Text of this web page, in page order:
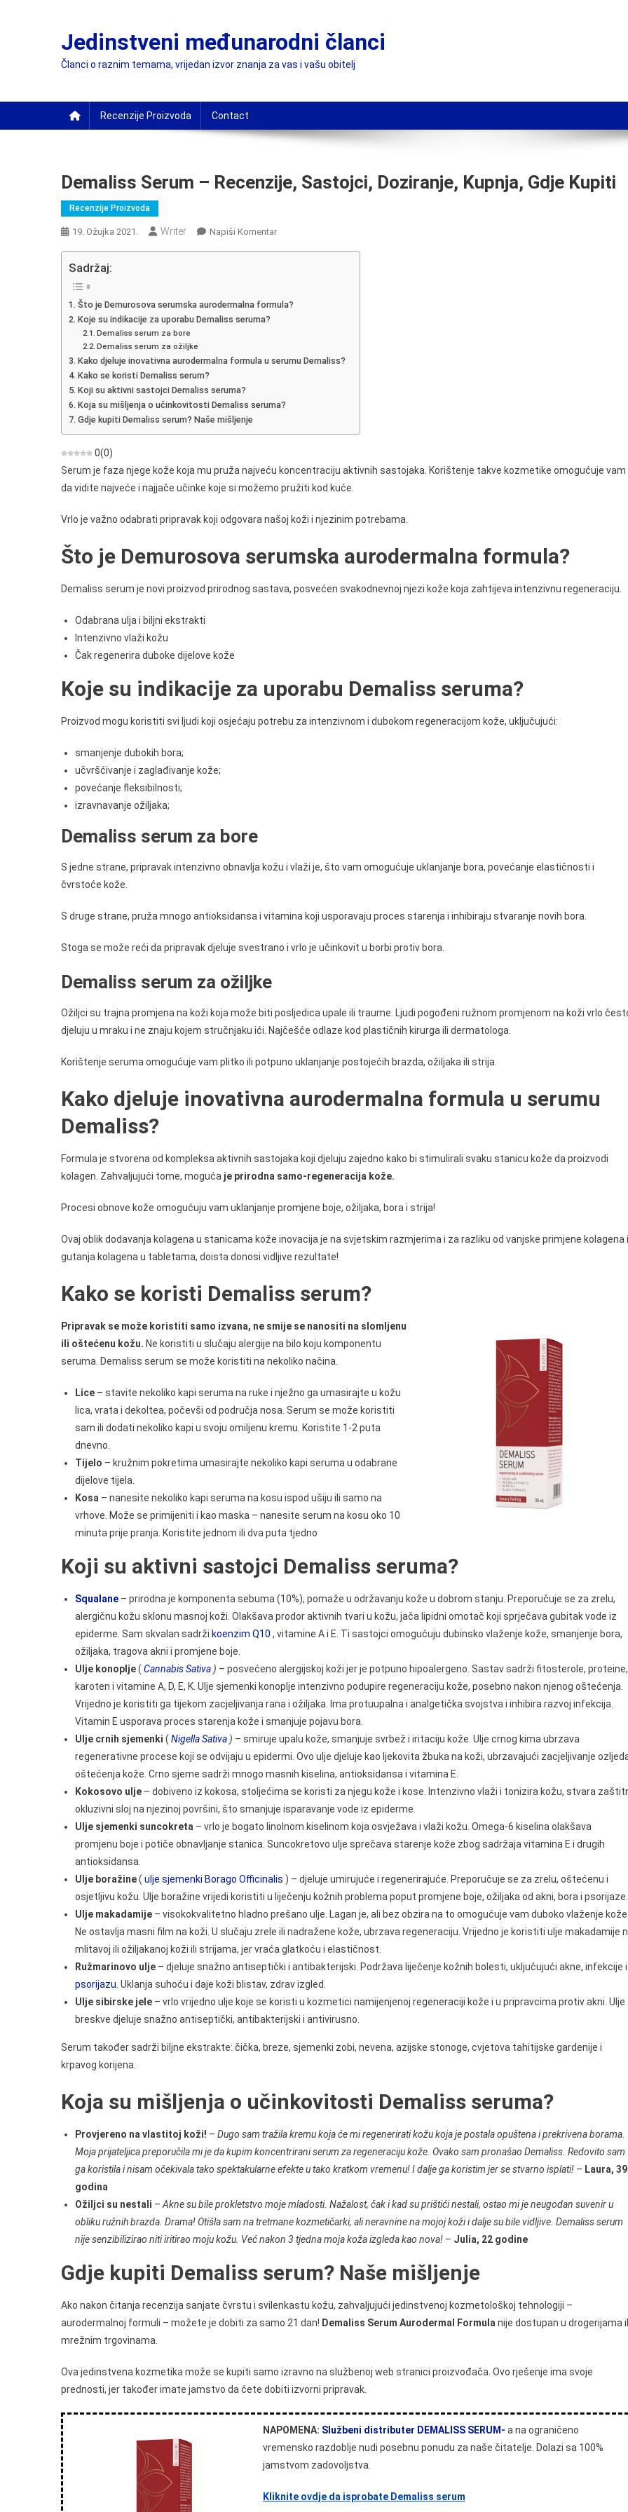
Jedinstveni međunarodni članci
Članci o raznim temama, vrijedan izvor znanja za vas i vašu obitelj
Recenzije Proizvoda Contact
Demaliss Serum – Recenzije, Sastojci, Doziranje, Kupnja, Gdje Kupiti
Recenzije Proizvoda
19. Ožujka 2021. Writer Napiši KomentarOn
Gdje
Sadržaj:
Što je Demurosova serumska aurodermalna formula?
Koje su indikacije za uporabu Demaliss seruma?
Demaliss serum za bore
Demaliss serum za ožiljke
Kako djeluje inovativna aurodermalna formula u serumu Demaliss?
Kako se koristi Demaliss serum?
Koji su aktivni sastojci Demaliss seruma?
Koja su mišljenja o učinkovitosti Demaliss seruma?
Gdje kupiti Demaliss serum? Naše mišljenje
0(0)
Serum je faza njege kože koja mu pruža najveću koncentraciju aktivnih sastojaka. Korištenje takve kozmetike omogućuje vam
da vidite najveće i najjače učinke koje si možemo pružiti kod kuće.
Vrlo je važno odabrati pripravak koji odgovara našoj koži i njezinim potrebama.
Što je Demurosova serumska aurodermalna formula?
Demaliss serum je novi proizvod prirodnog sastava, posvećen svakodnevnoj njezi kože koja zahtijeva intenzivnu regeneraciju.
Odabrana ulja i biljni ekstrakti
Intenzivno vlaži kožu
Čak regenerira duboke dijelove kože
Koje su indikacije za uporabu Demaliss seruma?
Proizvod mogu koristiti svi ljudi koji osjećaju potrebu za intenzivnom i dubokom regeneracijom kože, uključujući:
smanjenje dubokih bora;
učvršćivanje i zaglađivanje kože;
povećanje fleksibilnosti;
izravnavanje ožiljaka;
Demaliss serum za bore
S jedne strane, pripravak intenzivno obnavlja kožu i vlaži je, što vam omogućuje uklanjanje bora, povećanje elastičnosti i
čvrstoće kože.
S druge strane, pruža mnogo antioksidansa i vitamina koji usporavaju proces starenja i inhibiraju stvaranje novih bora.
Stoga se može reći da pripravak djeluje svestrano i vrlo je učinkovit u borbi protiv bora.
Demaliss serum za ožiljke
Ožiljci su trajna promjena na koži koja može biti posljedica upale ili traume. Ljudi pogođeni ružnom promjenom na koži vrlo
djeluju u mraku i ne znaju kojem stručnjaku ići. Najčešće odlaze kod plastičnih kirurga ili dermatologa.
Korištenje seruma omogućuje vam plitko ili potpuno uklanjanje postojećih brazda, ožiljaka ili strija.
Kako djeluje inovativna aurodermalna formula u serumu
Demaliss?
Formula je stvorena od kompleksa aktivnih sastojaka koji djeluju zajedno kako bi stimulirali svaku stanicu kože da proizvodi
kolagen. Zahvaljujući tome, moguća je prirodna samo-regeneracija kože.
Procesi obnove kože omogućuju vam uklanjanje promjene boje, ožiljaka, bora i strija!
Ovaj oblik dodavanja kolagena u stanicama kože inovacija je na svjetskim razmjerima i za razliku od vanjske primjene kolagena
gutanja kolagena u tabletama, doista donosi vidljive rezultate!
Kako se koristi Demaliss serum?
Pripravak se može koristiti samo izvana, ne smije se nanositi na slomljenu
ili oštećenu kožu. Ne koristiti u slučaju alergije na bilo koju komponentu
seruma. Demaliss serum se može koristiti na nekoliko načina.
Lice – stavite nekoliko kapi seruma na ruke i nježno ga umasirajte u kožu
lica, vrata i dekoltea, počevši od područja nosa. Serum se može koristiti
sam ili dodati nekoliko kapi u svoju omiljenu kremu. Koristite 1-2 puta
dnevno.
Tijelo – kružnim pokretima umasirajte nekoliko kapi seruma u odabrane
dijelove tijela.
Kosa – nanesite nekoliko kapi seruma na kosu ispod ušiju ili samo na
vrhove. Može se primijeniti i kao maska – nanesite serum na kosu oko 10
minuta prije pranja. Koristite jednom ili dva puta tjedno
Koji su aktivni sastojci Demaliss seruma?
Squalane – prirodna je komponenta sebuma (10%), pomaže u održavanju kože u dobrom stanju. Preporučuje se za zrelu,
alergičnu kožu sklonu masnoj koži. Olakšava prodor aktivnih tvari u kožu, jača lipidni omotač koji sprječava gubitak vode iz
epiderme. Sam skvalan sadrži koenzim Q10 , vitamine A i E. Ti sastojci omogućuju dubinsko vlaženje kože, smanjenje bora,
ožiljaka, tragova akni i promjene boje.
Ulje konoplje( Cannabis Sativa ) – posvećeno alergijskoj koži jer je potpuno hipoalergeno. Sastav sadrži fitosterole, proteine,
karoten i vitamine A, D, E, K. Ulje sjemenki konoplje intenzivno podupire regeneraciju kože, posebno nakon njenog oštećenja.
Vrijedno je koristiti ga tijekom zacjeljivanja rana i ožiljaka. Ima protuupalna i analgetička svojstva i inhibira razvoj infekcija.
Vitamin E usporava proces starenja kože i smanjuje pojavu bora.
Ulje crnih sjemenki ( Nigella Sativa ) – smiruje upalu kože, smanjuje svrbež i iritaciju kože. Ulje crnog kima ubrzava
regenerativne procese koji se odvijaju u epidermi. Ovo ulje djeluje kao ljekovita žbuka na koži, ubrzavajući zacjeljivanje
oštećenja kože. Crno sjeme sadrži mnogo masnih kiselina, antioksidansa i vitamina E.
Kokosovo ulje – dobiveno iz kokosa, stoljećima se koristi za njegu kože i kose. Intenzivno vlaži i tonizira kožu, stvara
okluzivni sloj na njezinoj površini, što smanjuje isparavanje vode iz epiderme.
Ulje sjemenki suncokreta – vrlo je bogato linolnom kiselinom koja osvježava i vlaži kožu. Omega-6 kiselina olakšava
promjenu boje i potiče obnavljanje stanica. Suncokretovo ulje sprečava starenje kože zbog sadržaja vitamina E i drugih
antioksidansa.
Ulje boražine( ulje sjemenki Borago Officinalis ) – djeluje umirujuće i regenerirajuće. Preporučuje se za zrelu, oštećenu i
osjetljivu kožu. Ulje boražine vrijedi koristiti u liječenju kožnih problema poput promjene boje, ožiljaka od akni, bora i psorijaze.
Ulje makadamije – visokokvalitetno hladno prešano ulje. Lagan je, ali bez obzira na to omogućuje vam duboko vlaženje
Ne ostavlja masni film na koži. U slučaju zrele ili nadražene kože, ubrzava regeneraciju. Vrijedno je koristiti ulje makadamije
mlitavoj ili ožiljakanoj koži ili strijama, jer vraća glatkoću i elastičnost.
Ružmarinovo ulje – djeluje snažno antiseptički i antibakterijski. Podržava liječenje kožnih bolesti, uključujući akne, infekcije i
psorijazu. Uklanja suhoću i daje koži blistav, zdrav izgled.
Ulje sibirske jele – vrlo vrijedno ulje koje se koristi u kozmetici namijenjenoj regeneraciji kože i u pripravcima protiv akni. Ulje
breskve djeluje snažno antiseptički, antibakterijski i antivirusno.
Serum također sadrži biljne ekstrakte: čička, breze, sjemenki zobi, nevena, azijske stonoge, cvjetova tahitijske gardenije i
krpavog korijena.
Koja su mišljenja o učinkovitosti Demaliss seruma?
Provjereno na vlastitoj koži! – Dugo sam tražila kremu koja će mi regenerirati kožu koja je postala opuštena i prekrivena borama.
Moja prijateljica preporučila mi je da kupim koncentrirani serum za regeneraciju kože. Ovako sam pronašao Demaliss. Redovito sam
ga koristila i nisam očekivala tako spektakularne efekte u tako kratkom vremenu! I dalje ga koristim jer se stvarno isplati! – Laura, 39
godina
Ožiljci su nestali – Akne su bile prokletstvo moje mladosti. Nažalost, čak i kad su prištići nestali, ostao mi je neugodan suvenir u
obliku ružnih brazda. Drama! Otišla sam na tretmane kozmetičarki, ali neravnine na mojoj koži i dalje su bile vidljive. Demaliss serum
nije senzibilizirao niti iritirao moju kožu. Već nakon 3 tjedna moja koža izgleda kao nova! – Julia, 22 godine
Gdje kupiti Demaliss serum? Naše mišljenje
Ako nakon čitanja recenzija sanjate čvrstu i svilenkastu kožu, zahvaljujući jedinstvenoj kozmetološkoj tehnologiji –
aurodermalnoj formuli – možete je dobiti za samo 21 dan! Demaliss Serum Aurodermal Formula nije dostupan u drogerijama
mrežnim trgovinama.
Ova jedinstvena kozmetika može se kupiti samo izravno na službenoj web stranici proizvođača. Ovo rješenje ima svoje
prednosti, jer također imate jamstvo da ćete dobiti izvorni pripravak.
NAPOMENA: Službeni distributer DEMALISS SERUM- a na ograničeno
vremensko razdoblje nudi posebnu ponudu za naše čitatelje. Dolazi sa 100%
jamstvom zadovoljstva.
Kliknite ovdje da isprobate Demaliss serum